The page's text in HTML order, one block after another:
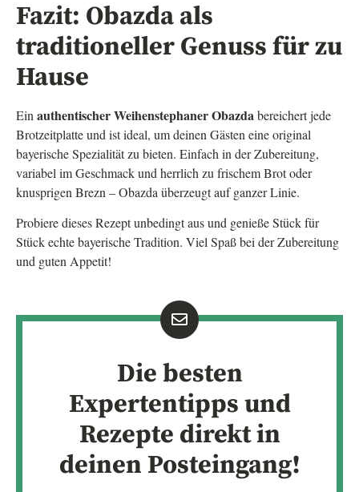
Fazit: Obazda als
traditioneller Genuss für zu
Hause
Ein authentischer Weihenstephaner Obazdabereichert jede
Brotzeitplatte und ist ideal, um deinen Gästen eine original
bayerische Spezialität zu bieten. Einfach in der Zubereitung,
variabel im Geschmack und herrlich zu frischem Brot oder
knusprigen Brezn – Obazda überzeugt auf ganzer Linie.
Probiere dieses Rezept unbedingt aus und genieße Stück für
Stück echte bayerische Tradition. Viel Spaß bei der Zubereitung
und guten Appetit!
Die besten
Expertentipps und
Rezepte direkt in
deinen Posteingang!